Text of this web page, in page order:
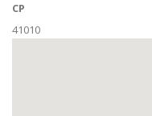
CP
41010